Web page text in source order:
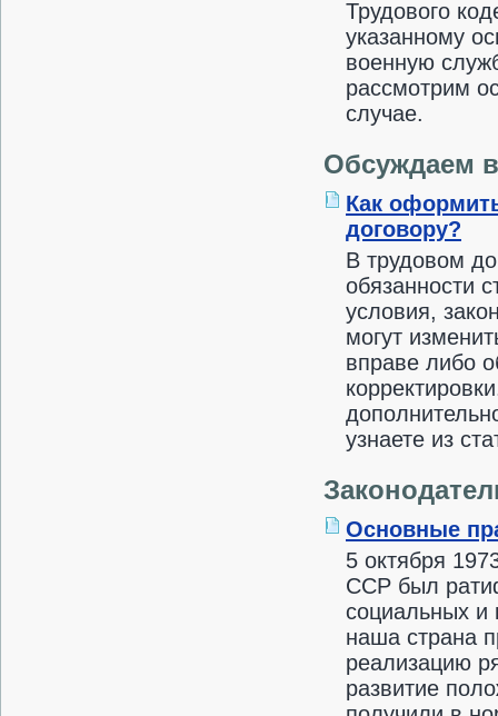
Трудового
указанному
военную
рассмотрим
случае.
Обсуждаем
Как
договору?
В трудовом
обязанности
условия,
могут
вправе либо
узнаете из
Основные
5 октября
ССР был
социальных и
наша страна
реализацию
развитие